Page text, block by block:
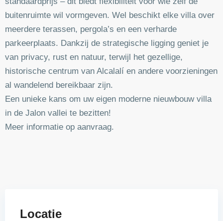
buitenruimte wil vormgeven. Wel beschikt elke villa over
meerdere terassen, pergola’s en een verharde
parkeerplaats. Dankzij de strategische ligging geniet je
van privacy, rust en natuur, terwijl het gezellige,
historische centrum van Alcalalí en andere voorzieningen
al wandelend bereikbaar zijn.
Een unieke kans om uw eigen moderne nieuwbouw villa
in de Jalon vallei te bezitten!
Meer informatie op aanvraag.
Locatie